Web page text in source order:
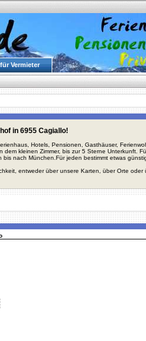
Vermieter
in 6955 Cagiallo!
Hotels, Pensionen, Gasthäuser,
dem kleinen Zimmer, bis zur 5 Sterne Unterkunft.
bis nach München.Für jeden bestimmt etwas
entweder über unsere Karten, über Orte oder